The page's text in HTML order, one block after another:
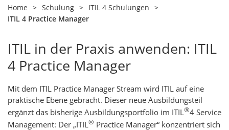
Home > Schulung > ITIL 4 Schulungen >
ITIL 4 Practice Manager
ITIL in der Praxis anwenden: ITIL
4 Practice Manager
Mit dem ITIL Practice Manager Stream wird ITIL auf eine
praktische Ebene gebracht. Dieser neue Ausbildungsteil
ergänzt das bisherige Ausbildungsportfolio im ITIL®4 Service
Management: Der „ITIL® Practice Manager“ konzentriert sich